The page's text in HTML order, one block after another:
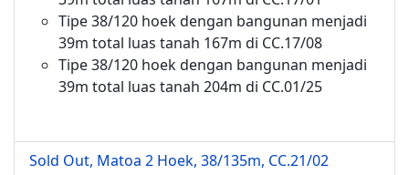
Tipe 38/120 hoek dengan bangunan menjadi
39m total luas tanah 167m di CC.17/08
Tipe 38/120 hoek dengan bangunan menjadi
39m total luas tanah 204m di CC.01/25
Sold Out, Matoa 2 Hoek, 38/135m, CC.21/02